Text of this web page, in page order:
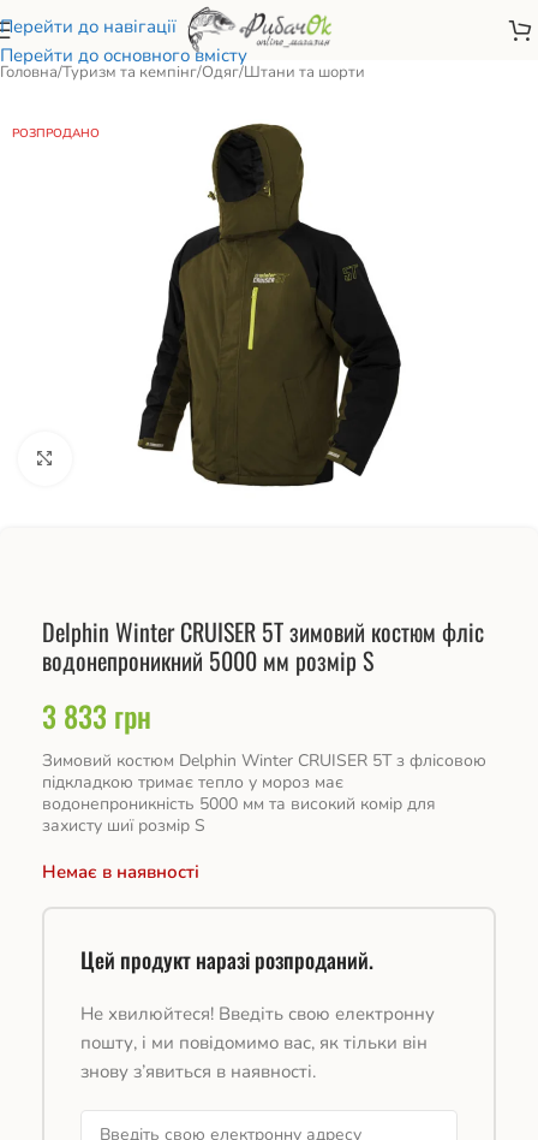
Перейти до навігації
Перейти до основного вмісту
Головна/Туризм та кемпінг/Одяг/Штани та шорти
РОЗПРОДАНО
Натисніть, щоб збільшити
Delphin Winter CRUISER 5T зимовий костюм фліс
водонепроникний 5000 мм розмір S
3 833 грн
Зимовий костюм Delphin Winter CRUISER 5T з флісовою
підкладкою тримає тепло у мороз має
водонепроникність 5000 мм та високий комір для
захисту шиї розмір S
Немає в наявності
Цей продукт наразі розпроданий.
Не хвилюйтеся! Введіть свою електронну
пошту, і ми повідомимо вас, як тільки він
знову з’явиться в наявності.